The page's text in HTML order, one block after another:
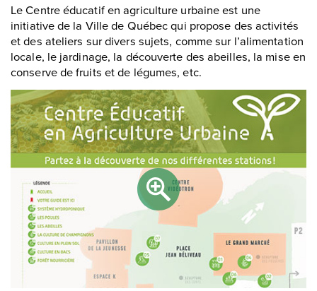
Le Centre éducatif en agriculture urbaine est une
initiative de la Ville de Québec qui propose des activités
et des ateliers sur divers sujets, comme sur l’alimentation
locale, le jardinage, la découverte des abeilles, la mise en
conserve de fruits et de légumes, etc.